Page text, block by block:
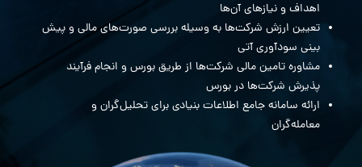
اهداف و نیازهای آن‌ها
تعیین ارزش شرکت‌ها به وسیله بررسی صورت‌های مالی و پیش
بینی سودآوری آتی
مشاوره تامین مالی شرکت‌ها از طریق بورس و انجام فرآیند
پذیرش شرکت‌ها در بورس
ارائه سامانه جامع اطلاعات بنیادی برای تحلیل‌گران و
معامله‌گران